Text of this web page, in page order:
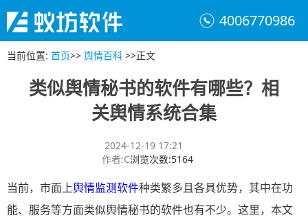
4006770986
当前位置: 首页>> 舆情百科 >>正文
类似舆情秘书的软件有哪些？相
关舆情系统合集
2024-12-19 17:21
作者:C浏览次数:5164
当前，市面上舆情监测软件种类繁多且各具优势，其中在功
能、服务等方面类似舆情秘书的软件也有不少。这里，本文